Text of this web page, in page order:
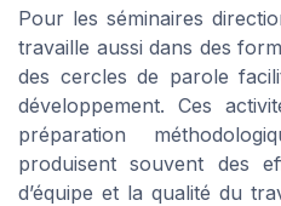
Pour les séminaires
travaille aussi dans des
des cercles de parole
développement. Ces
préparation
produisent souvent des
d’équipe et la qualité du